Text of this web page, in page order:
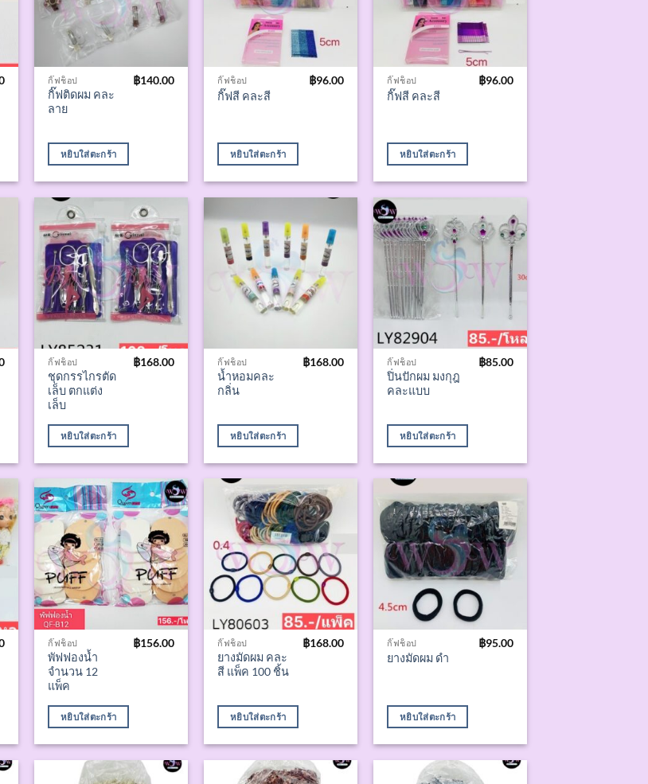
กิ๊ฟช็อป
กิ๊ฟติดผม คละ
ลาย
฿140.00
หยิบใส่ตะกร้า
กิ๊ฟช็อป
กิ๊ฟสี คละสี
฿96.00
หยิบใส่ตะกร้า
กิ๊ฟช็อป
กิ๊ฟสี คละสี
฿96.00
หยิบใส่ตะกร้า
กิ๊ฟช็อป
ชุดกรรไกรตัด
เล็บ ตกแต่ง
เล็บ
฿168.00
หยิบใส่ตะกร้า
กิ๊ฟช็อป
น้ำหอมคละ
กลิ่น
฿168.00
หยิบใส่ตะกร้า
กิ๊ฟช็อป
ปิ่นปักผม มงกุฎ
คละแบบ
฿85.00
หยิบใส่ตะกร้า
กิ๊ฟช็อป
พัฟฟองน้ำ
จำนวน 12
แพ็ค
฿156.00
หยิบใส่ตะกร้า
กิ๊ฟช็อป
ยางมัดผม คละ
สี แพ็ค 100 ชิ้น
฿168.00
หยิบใส่ตะกร้า
กิ๊ฟช็อป
ยางมัดผม ดำ
฿95.00
หยิบใส่ตะกร้า